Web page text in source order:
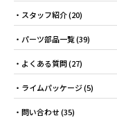
スタッフ紹介(20)
パーツ部品一覧(39)
よくある質問(27)
ライムパッケージ(5)
問い合わせ(35)